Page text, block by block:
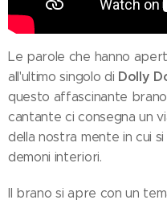
Le parole che hanno
all'ultimo singolo di Dolly
questo affascinante
cantante ci consegna un
della nostra mente in cui
demoni interiori.
Il brano si apre con un